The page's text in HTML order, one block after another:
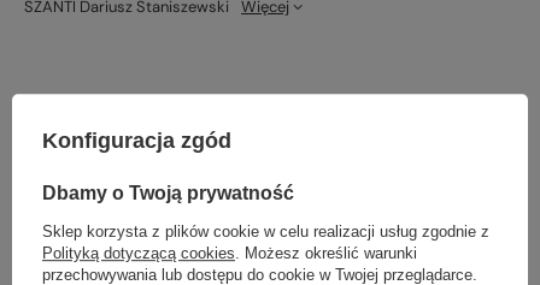
SZANTI Dariusz Staniszewski Więcej
Potrzebujesz pomocy? Masz pytania?
Zadaj pytanie a my odpowiemy niezwłocznie, najciekawsze pytania i
ZADAJ PYTANIE
Konfiguracja zgód
Dbamy o Twoją prywatność
Sklep korzysta z plików cookie w celu realizacji usług zgodnie z
Polityką dotyczącą cookies . Możesz określić warunki
przechowywania lub dostępu do cookie w Twojej przeglądarce.